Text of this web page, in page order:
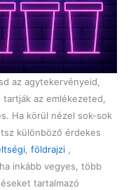
az agytekervényeid,
tartják az emlékezeted,
Ha körül nézel sok-sok
különböző érdekes
, földrajzi ,
inkább vegyes, több
tartalmazó